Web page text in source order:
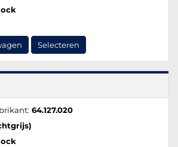
Selecteren
64.127.020